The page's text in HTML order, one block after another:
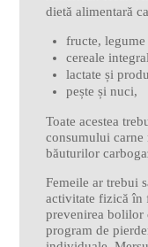
dietă alimentară
fructe, legume
cereale
lactate și
pește și nuci,
Toate acestea
consumului carne
băuturilor
Femeile ar trebui
activitate fizică în
prevenirea bolilor
program de